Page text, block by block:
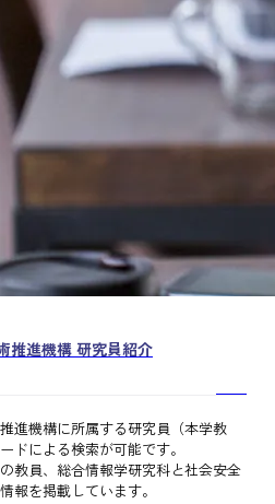
推進機構 研究員紹介
進機構に所属する研究員（本学教
ドによる検索が可能です。
教員、総合情報学研究科と社会安全
報を掲載しています。